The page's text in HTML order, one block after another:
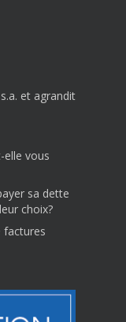
et agrandit
elle vous
sa dette
choix?
factures